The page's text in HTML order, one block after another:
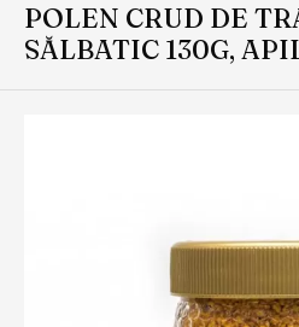
POLEN CRUD DE
SĂLBATIC 130G,